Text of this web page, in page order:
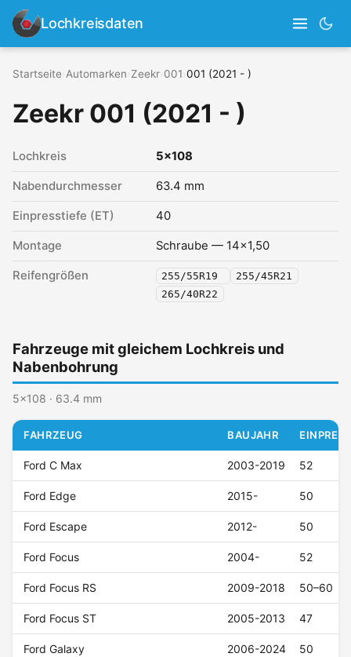
Lochkreisdaten
Startseite Automarken Zeekr 001 001 (2021 - )
Zeekr 001 (2021 - )
Lochkreis 5x108
Nabendurchmesser 63.4 mm
Einpresstiefe (ET) 40
Montage Schraube — 14x1,50
Reifengrößen 255/55R19
255/45R21
265/40R22
Fahrzeuge mit gleichem Lochkreis und
Nabenbohrung
5x108 · 63.4 mm
FAHRZEUG BAUJAHR
Ford C Max 2003-2019 52
Ford Edge 2015- 50
Ford Escape 2012- 50
Ford Focus 2004- 52
Ford Focus RS 2009-2018 50–60
Ford Focus ST 2005-2013 47
Ford Galaxy 2006-2024 50